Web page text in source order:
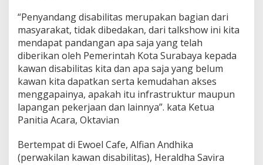
n
D
i
s
a
b
i
i
t
a
“Penyandang disabilitas merupakan bagian dari
masyarakat, tidak dibedakan, dari talkshow ini kita
mendapat pandangan apa saja yang telah
diberikan oleh Pemerintah Kota Surabaya kepada
kawan disabilitas kita dan apa saja yang belum
kawan kita dapatkan serta kemudahan akses
menggapainya, apakah itu infrastruktur maupun
lapangan pekerjaan dan lainnya”. kata Ketua
Panitia Acara, Oktavian
Bertempat di Ewoel Cafe, Alfian Andhika
(perwakilan kawan disabilitas), Heraldha Savira